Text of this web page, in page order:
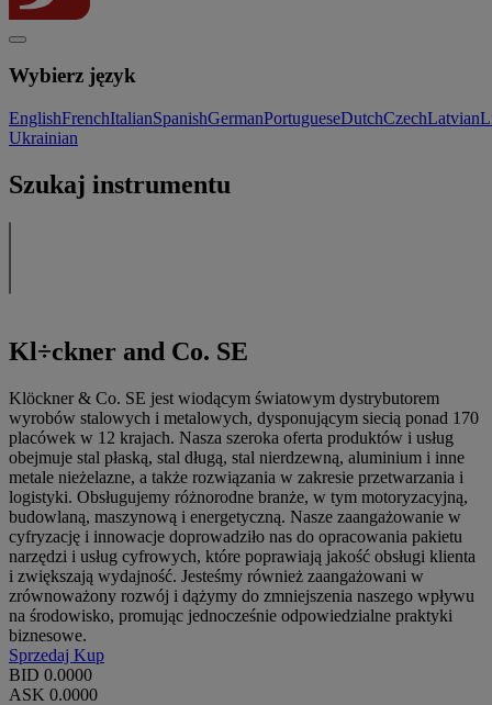
Wybierz język
EnglishFrenchItalianSpanishGermanPortugueseDutchCzechLatvian
Ukrainian
Szukaj instrumentu
Kl÷ckner and Co. SE
Klöckner & Co. SE jest wiodącym światowym dystrybutorem
wyrobów stalowych i metalowych, dysponującym siecią ponad 170
placówek w 12 krajach. Nasza szeroka oferta produktów i usług
obejmuje stal płaską, stal długą, stal nierdzewną, aluminium i inne
metale nieżelazne, a także rozwiązania w zakresie przetwarzania i
logistyki. Obsługujemy różnorodne branże, w tym motoryzacyjną,
budowlaną, maszynową i energetyczną. Nasze zaangażowanie w
cyfryzację i innowacje doprowadziło nas do opracowania pakietu
narzędzi i usług cyfrowych, które poprawiają jakość obsługi klienta
i zwiększają wydajność. Jesteśmy również zaangażowani w
zrównoważony rozwój i dążymy do zmniejszenia naszego wpływu
na środowisko, promując jednocześnie odpowiedzialne praktyki
biznesowe.
Sprzedaj Kup
BID 0.0000
ASK 0.0000